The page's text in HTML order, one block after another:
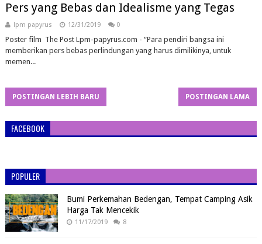
Pers yang Bebas dan Idealisme yang Tegas
lpm papyrus 12/31/2019 0
Poster film The Post Lpm-papyrus.com - “Para pendiri bangsa ini
memberikan pers bebas perlindungan yang harus dimilikinya, untuk
memen...
POSTINGAN LEBIH BARU POSTINGAN LAMA
FACEBOOK
POPULER
Bumi Perkemahan Bedengan, Tempat Camping Asik
Harga Tak Mencekik
11/17/2019 8